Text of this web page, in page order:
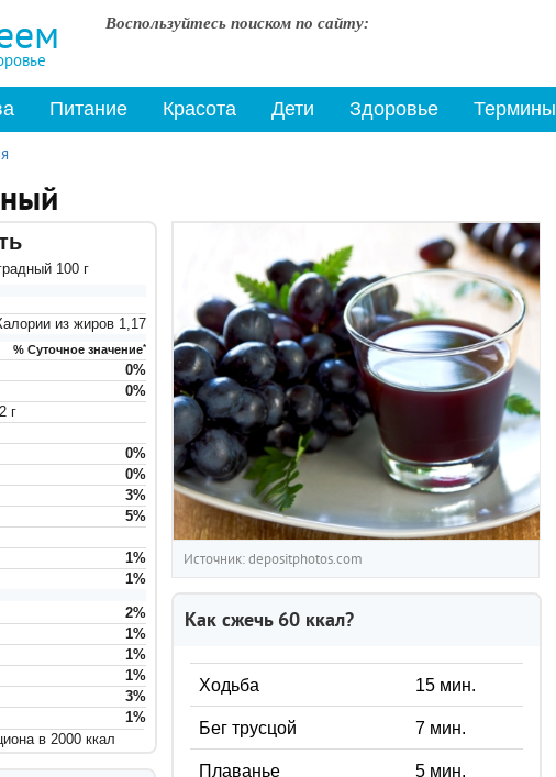
Воспользуйтесь поиском по сайту:
Питание Красота Дети Здоровье Термины
100 г
из жиров 1,17
% Суточное значение*
0%
0%
г
0%
0%
3%
5%
1%
1%
2%
1%
1%
1%
3%
1%
в 2000 ккал
Источник: depositphotos.com
Как сжечь 60 ккал?
Ходьба 15 мин.
Бег трусцой 7 мин.
Плаванье 5 мин.